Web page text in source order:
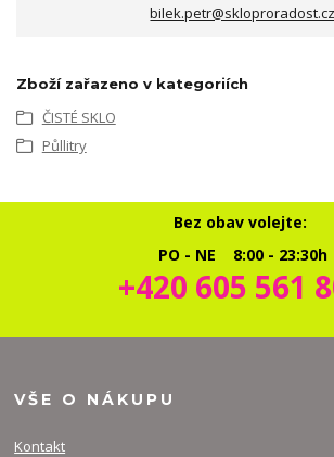
bilek.petr@skloproradost.cz
Zboží zařazeno v kategoriích
ČISTÉ SKLO
Půllitry
Bez obav volejte:
PO - NE 8:00 - 23:30h
+420 605 561
VŠE O NÁKUPU
Kontakt